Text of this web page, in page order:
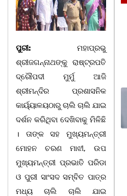
ପୁରୀ: ମହାପ୍ରଭୁ
ଶ୍ରୀଜଗନ୍ନାଥଙ୍କୁ ରାଷ୍ଟ୍ରପତି
ଦ୍ରୌପଦୀ ମୁର୍ମୁ ଆଜି
ଶ୍ରୀମନ୍ଦିର ପ୍ରଶାସନିକ
କାର୍ୟ୍ୟାଳୟଠାରୁ ଚାଲି ଚାଲି ଯାଇ
ଦର୍ଶନ କରିଥିବା ଦେଖିବାକୁ ମିଳିଛି
। ତାଙ୍କ ସହ ମୁଖ୍ୟମନ୍ତ୍ରୀ
ମୋହନ ଚରଣ ମାଝୀ, ଉପ
ମୁଖ୍ୟମନ୍ତ୍ରୀ ପ୍ରଭାତି ପରିଡା
ଓ ପୁରୀ ସାଂସଦ ସମ୍ବିତ ପାତ୍ର
ମଧ୍ୟ ଚାଲି ଚାଲି ଯାଇ